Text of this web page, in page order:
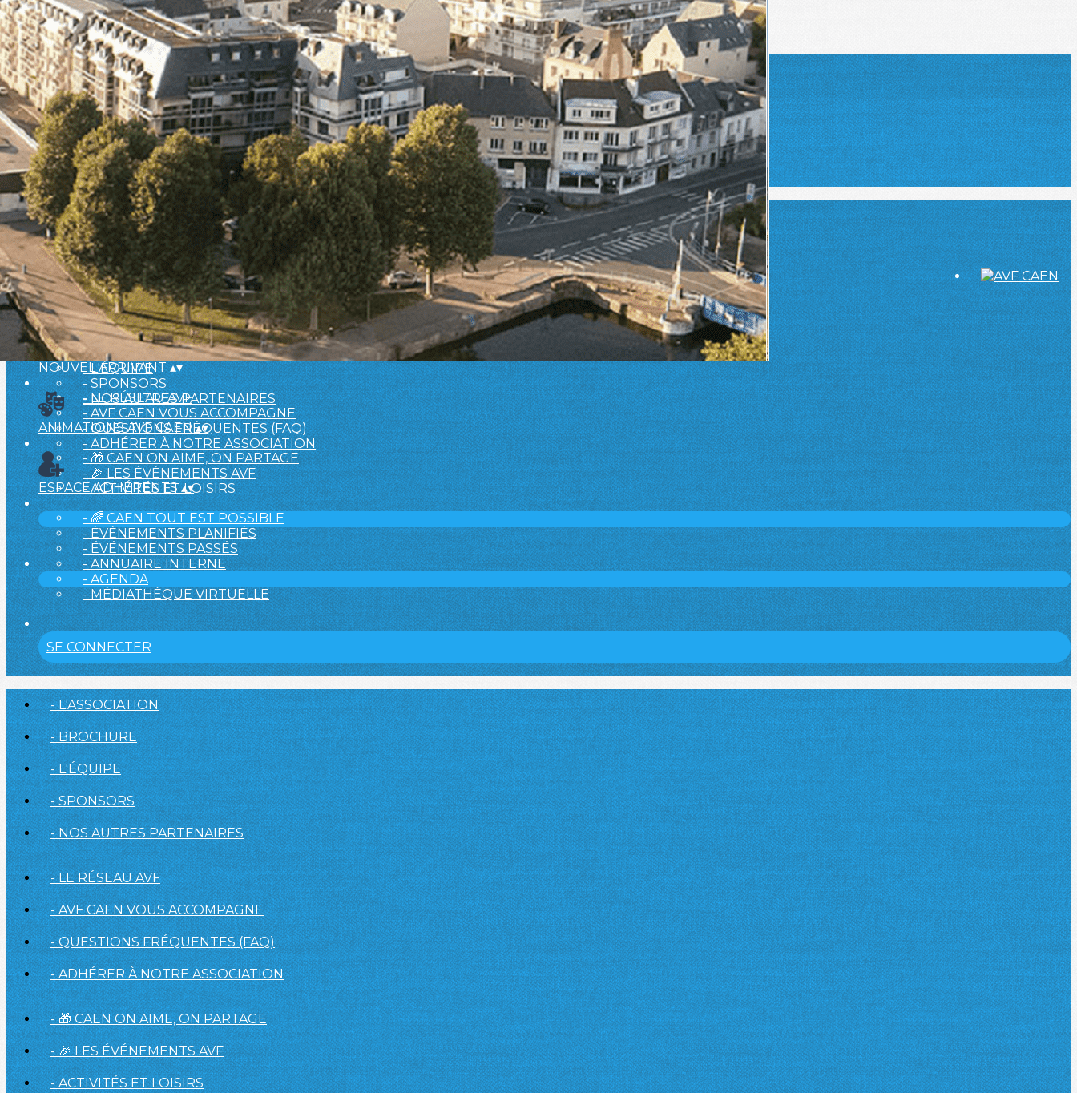
Exporter les lignes sélectionnées
Exporter toutes les colonnes
Exporter uniquement les colonnes affichées
Menu
<
>
- 🎁 Caen on aime, on partage
- 🎉 Les événements AVF
- Activités et Loisirs
Ajoutez un logo, un bouton, des réseaux sociaux
Cliquez pour éditer
L'ASSOCIATION▴▾
- L'ASSOCIATION
- BROCHURE
- L'ÉQUIPE
- SPONSORS
- NOS AUTRES PARTENAIRES
NOUVEL ARRIVANT▴▾
- LE RÉSEAU AVF
- AVF CAEN VOUS ACCOMPAGNE
- QUESTIONS FRÉQUENTES (FAQ)
- ADHÉRER À NOTRE ASSOCIATION
ANIMATIONS AVF CAEN▴▾
- 🎁 CAEN ON AIME, ON PARTAGE
- 🎉 LES ÉVÉNEMENTS AVF
- ACTIVITÉS ET LOISIRS
ESPACE ADHÉRENTS▴▾
- 🌈 CAEN TOUT EST POSSIBLE
- ÉVÉNEMENTS PLANIFIÉS
- ÉVÉNEMENTS PASSÉS
- ANNUAIRE INTERNE
- AGENDA
- MÉDIATHÈQUE VIRTUELLE
SE CONNECTER
- L'ASSOCIATION
- BROCHURE
- L'ÉQUIPE
- SPONSORS
- NOS AUTRES PARTENAIRES
- LE RÉSEAU AVF
- AVF CAEN VOUS ACCOMPAGNE
- QUESTIONS FRÉQUENTES (FAQ)
- ADHÉRER À NOTRE ASSOCIATION
- 🎁 CAEN ON AIME, ON PARTAGE
- 🎉 LES ÉVÉNEMENTS AVF
- ACTIVITÉS ET LOISIRS